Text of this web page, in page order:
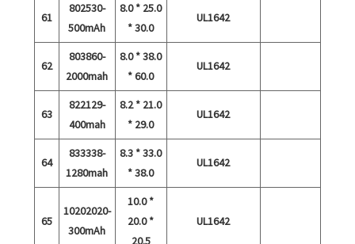
61
802530-
500mAh
8.0 * 25.0
* 30.0
UL1642
62
803860-
2000mah
8.0 * 38.0
* 60.0
UL1642
63
822129-
400mah
8.2 * 21.0
* 29.0
UL1642
64
833338-
1280mah
8.3 * 33.0
* 38.0
UL1642
65
10202020-
300mAh
10.0 *
20.0 *
20.5
UL1642